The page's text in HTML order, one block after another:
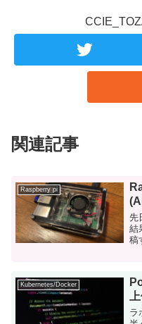
関連記事
Raspberry pi
先
結
稿
Kubernetes/Docker
ラ